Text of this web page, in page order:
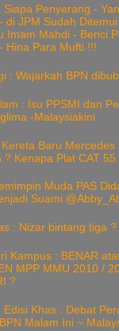
Siapa Penyerang -
di JPM Sudah Ditemui
Imam Mahdi - Benci
Hina Para Mufti !!!
: Wajarkah BPN
: Isu PPSMI dan
-Malaysiakini
Baru Mercedes
? Kenapa Plat CAT 55
Muda PAS
Suami
: Nizar bintang tiga ?
Kampus : BENAR
MPP MMU 2010 /
?
Edisi Khas : Debat
Malam Ini ~